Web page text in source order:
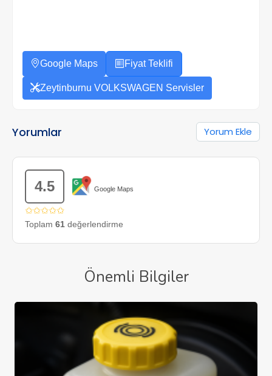
Google Maps Fiyat Teklifi
Zeytinburnu VOLKSWAGEN Servisler
Yorumlar Yorum Ekle
4.5 Google Maps
✩✩✩✩✩
Toplam 61 değerlendirme
Önemli Bilgiler